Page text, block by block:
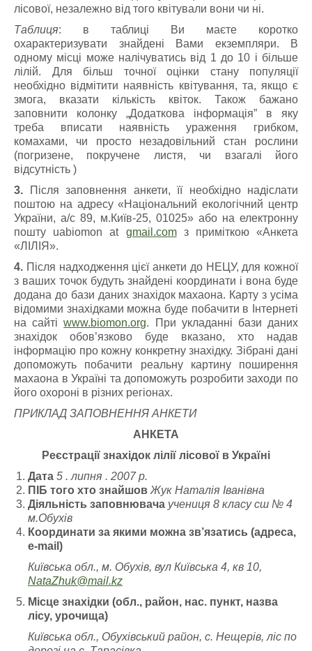
лісової, незалежно від того квітували вони чи ні.
Таблиця: в таблиці Ви маєте коротко
охарактеризувати знайдені Вами екземпляри. В
одному місці може налічуватись від 1 до 10 і більше
лілій. Для більш точної оцінки стану популяції
необхідно відмітити наявність квітування, та, якщо є
змога, вказати кількість квіток. Також бажано
заповнити колонку „Додаткова інформація” в яку
треба вписати наявність ураження грибком,
комахами, чи просто незадовільний стан рослини
(погризене, покручене листя, чи взагалі його
відсутність )
3. Після заповнення анкети, її необхідно надіслати
поштою на адресу «Національний екологічний центр
України, а/с 89, м.Київ-25, 01025» або на електронну
пошту uabiomon at gmail.comз приміткою «Анкета
«ЛІЛІЯ».
4. Після надходження цієї анкети до НЕЦУ, для кожної
з ваших точок будуть знайдені координати і вона буде
додана до бази даних знахідок махаона. Карту з усіма
відомими знахідками можна буде побачити в Інтернеті
на сайтіwww.biomon.org. При укладанні бази даних
знахідок обов’язково буде вказано, хто надав
інформацію про кожну конкретну знахідку. Зібрані дані
допоможуть побачити реальну картину поширення
махаона в Україні та допоможуть розробити заходи по
його охороні в різних регіонах.
ПРИКЛАД ЗАПОВНЕННЯ АНКЕТИ
АНКЕТА
Реєстрації знахідок лілії лісової в Україні
Дата 5 . липня . 2007 р.
ПІБ того хто знайшов Жук Наталія Іванівна
Діяльність заповнювача учениця 8 класу сш № 4
м.Обухів
Координати за якими можна зв’язатись (адреса,
e-mail)
Київська обл., м. Обухів, вул Київська 4, кв 10,
NataZhuk@mail.kz
Місце знахідки (обл., район, нас. пункт, назва
лісу, урочища)
Київська обл., Обухівський район, с. Нещерів, ліс по